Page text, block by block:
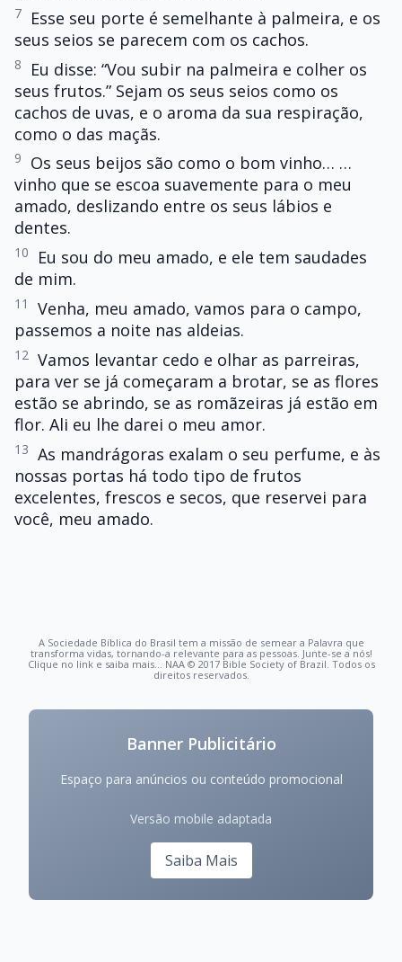
7
Esse seu porte é semelhante à palmeira, e os
seus seios se parecem com os cachos.
8
Eu disse: “Vou subir na palmeira e colher os
seus frutos.” Sejam os seus seios como os
cachos de uvas, e o aroma da sua respiração,
como o das maçãs.
9
Os seus beijos são como o bom vinho… …
vinho que se escoa suavemente para o meu
amado, deslizando entre os seus lábios e
dentes.
10
Eu sou do meu amado, e ele tem saudades
de mim.
11
Venha, meu amado, vamos para o campo,
passemos a noite nas aldeias.
12 Vamos levantar cedo e olhar as parreiras,
para ver se já começaram a brotar, se as flores
estão se abrindo, se as romãzeiras já estão em
flor. Ali eu lhe darei o meu amor.
13 As mandrágoras exalam o seu perfume, e às
nossas portas há todo tipo de frutos
excelentes, frescos e secos, que reservei para
você, meu amado.
A Sociedade Bíblica do Brasil tem a missão de semear a Palavra que
transforma vidas, tornando-a relevante para as pessoas. Junte-se a nós!
Clique no link e saiba mais... NAA © 2017 Bible Society of Brazil. Todos os
direitos reservados.
Banner Publicitário
Espaço para anúncios ou conteúdo promocional
Versão mobile adaptada
Saiba Mais